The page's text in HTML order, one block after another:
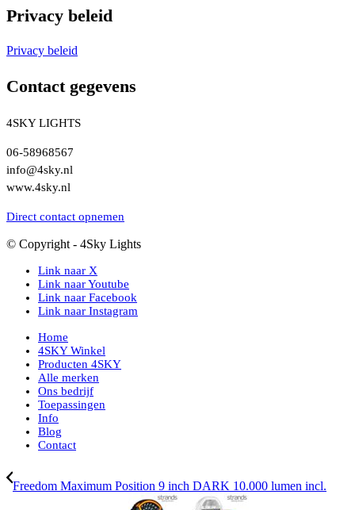
Privacy beleid
Privacy beleid
Contact gegevens
4SKY LIGHTS
06-58968567
info@4sky.nl
www.4sky.nl
Direct contact opnemen
© Copyright - 4Sky Lights
Link naar X
Link naar Youtube
Link naar Facebook
Link naar Instagram
Home
4SKY Winkel
Producten 4SKY
Alle merken
Ons bedrijf
Toepassingen
Info
Blog
Contact
Freedom Maximum Position 9 inch DARK 10.000 lumen incl.